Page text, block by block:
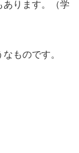
あります。（学
ものです。